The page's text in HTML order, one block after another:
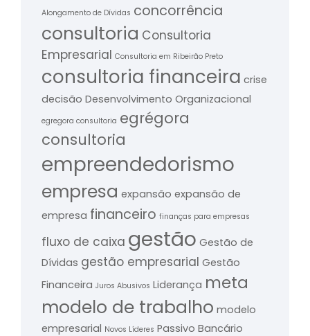
Alongamento de Dívidas concorrência
consultoria Consultoria
Empresarial Consultoria em Ribeirão Preto
consultoria financeira crise
decisão Desenvolvimento Organizacional
egregora consultoria egrégora
consultoria
empreendedorismo
empresa expansão expansão de
empresa financeiro finanças para empresas
fluxo de caixa gestão Gestão de
Dívidas gestão empresarial Gestão
Financeira Juros Abusivos Liderança meta
modelo de trabalho modelo
empresarial Novos Líderes Passivo Bancário